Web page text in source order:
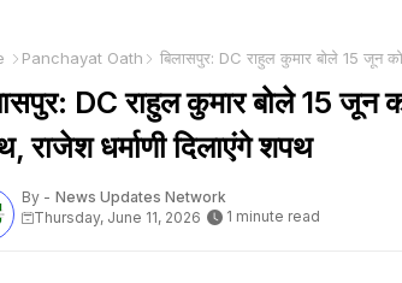
Panchayat Oath बिलासपुर: DC राहुल कुमार बोले 15 जून को
DC राहुल कुमार बोले 15 जून
राजेश धर्माणी दिलाएंगे शपथ
By - News Updates Network
Thursday, June 11, 2026
1 minute read